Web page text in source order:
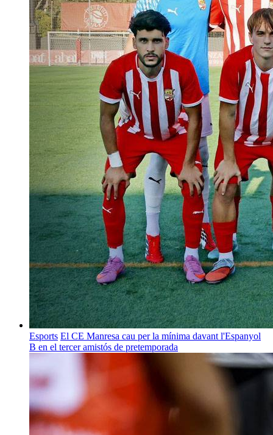
Esports El CE Manresa cau per la mínima davant l'Espanyol
B en el tercer amistós de pretemporada